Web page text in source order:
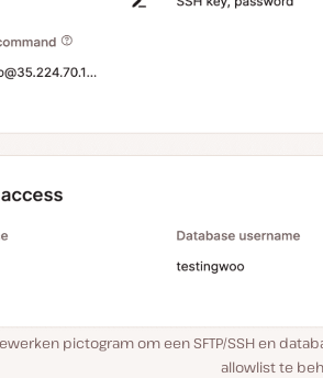
pictogram om een SFTP/SSH en
allowlist te